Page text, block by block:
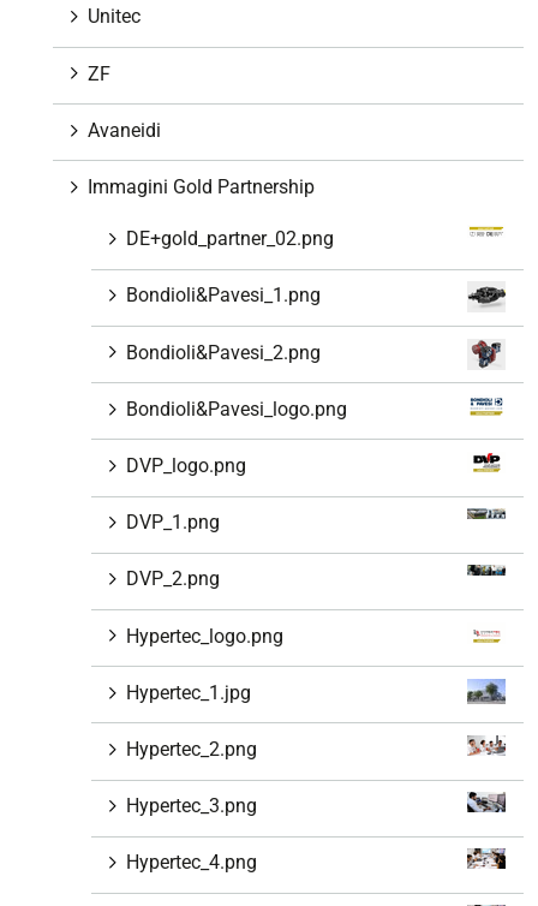
Unitec
ZF
Avaneidi
Immagini Gold Partnership
DE+gold_partner_02.png
Bondioli&Pavesi_1.png
Bondioli&Pavesi_2.png
Bondioli&Pavesi_logo.png
DVP_logo.png
DVP_1.png
DVP_2.png
Hypertec_logo.png
Hypertec_1.jpg
Hypertec_2.png
Hypertec_3.png
Hypertec_4.png